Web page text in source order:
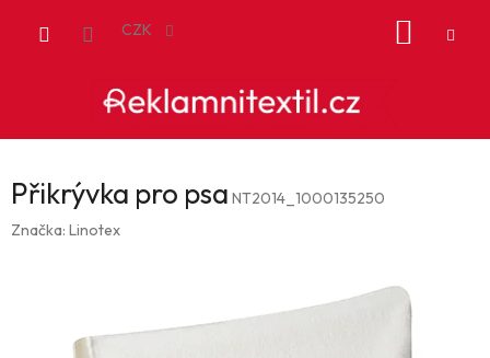
CZK
Přikrývka pro psa NT2014_1000135250
Značka: Linotex